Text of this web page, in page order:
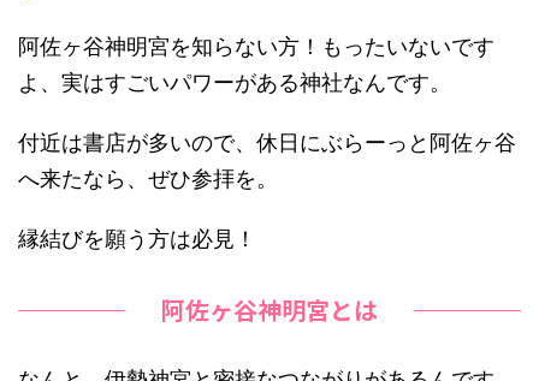
阿佐ヶ谷神明宮を知らない方！もったいないです
よ、実はすごいパワーがある神社なんです。
付近は書店が多いので、休日にぶらーっと阿佐ヶ谷
へ来たなら、ぜひ参拝を。
縁結びを願う方は必見！
阿佐ヶ谷神明宮とは